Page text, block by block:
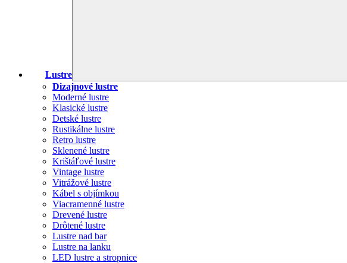
Lustre
Dizajnové lustre
Moderné lustre
Klasické lustre
Detské lustre
Rustikálne lustre
Retro lustre
Sklenené lustre
Krištáľové lustre
Vintage lustre
Vitrážové lustre
Kábel s objímkou
Viacramenné lustre
Drevené lustre
Drôtené lustre
Lustre nad bar
Lustre na lanku
LED lustre a stropnice